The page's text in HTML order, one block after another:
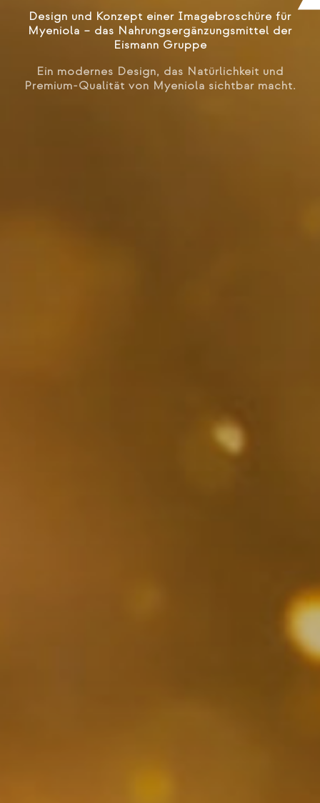
Design und Konzept einer Imagebroschüre für
Myeniola – das Nahrungsergänzungsmittel der
Eismann Gruppe
Ein modernes Design, das Natürlichkeit und
Premium-Qualität von Myeniola sichtbar macht.